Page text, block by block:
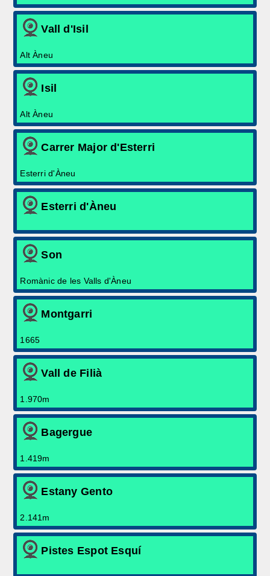
Vall d'Isil
Alt Àneu
Isil
Alt Àneu
Carrer Major d'Esterri
Esterri d'Àneu
Esterri d'Àneu
Son
Romànic de les Valls d'Àneu
Montgarri
1665
Vall de Filià
1.970m
Bagergue
1.419m
Estany Gento
2.141m
Pistes Espot Esquí